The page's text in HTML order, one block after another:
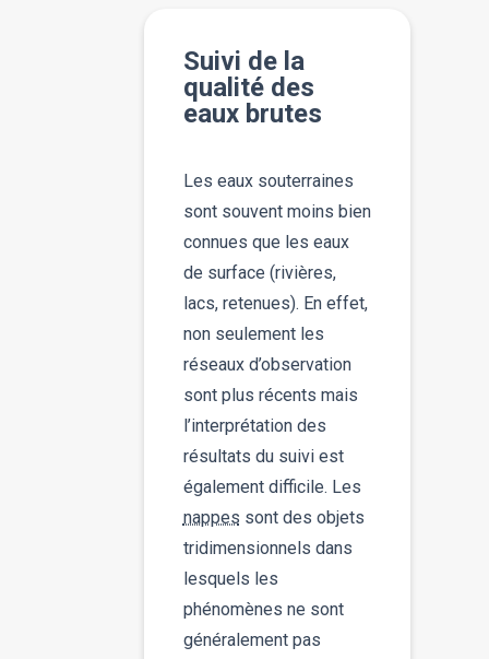
Suivi de la
qualité des
eaux brutes
Les eaux souterraines
sont souvent moins bien
connues que les eaux
de surface (rivières,
lacs, retenues). En effet,
non seulement les
réseaux d’observation
sont plus récents mais
l’interprétation des
résultats du suivi est
également difficile. Les
nappes sont des objets
tridimensionnels dans
lesquels les
phénomènes ne sont
généralement pas